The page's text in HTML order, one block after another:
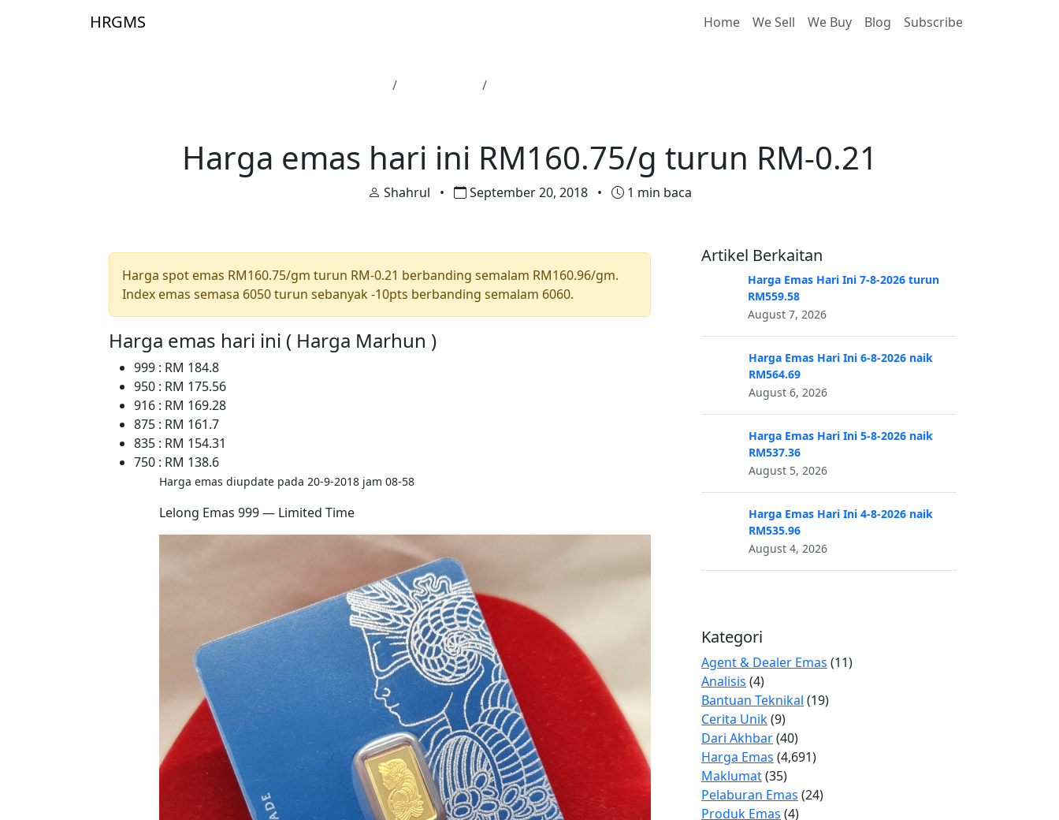
HRGMS Home We Sell We Buy Blog Subscribe
Harga emas hari ini RM160.75/g turun RM-0.21
Shahrul • September 20, 2018 • 1 min baca
Harga spot emas RM160.75/gm turun RM-0.21 berbanding semalam RM160.96/gm.
Index emas semasa 6050 turun sebanyak -10pts berbanding semalam 6060.
Harga emas hari ini ( Harga Marhun )
999 : RM 184.8
950 : RM 175.56
916 : RM 169.28
875 : RM 161.7
835 : RM 154.31
750 : RM 138.6
Harga emas diupdate pada 20-9-2018 jam 08-58
Lelong Emas 999 — Limited Time
Artikel Berkaitan
Harga Emas Hari Ini 7-8-2026 turun
RM559.58
August 7, 2026
Harga Emas Hari Ini 6-8-2026 naik
RM564.69
August 6, 2026
Harga Emas Hari Ini 5-8-2026 naik
RM537.36
August 5, 2026
Harga Emas Hari Ini 4-8-2026 naik
RM535.96
August 4, 2026
Kategori
Agent & Dealer Emas (11)
Analisis (4)
Bantuan Teknikal (19)
Cerita Unik(9)
Dari Akhbar(40)
Harga Emas (4,691)
Maklumat(35)
Pelaburan Emas (24)
Produk Emas (4)